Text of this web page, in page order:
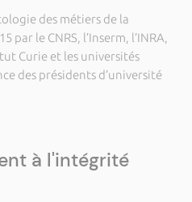
des métiers de la
par le CNRS, l’Inserm, l’INRA,
Curie et les universités
des présidents d’université
à l'intégrité